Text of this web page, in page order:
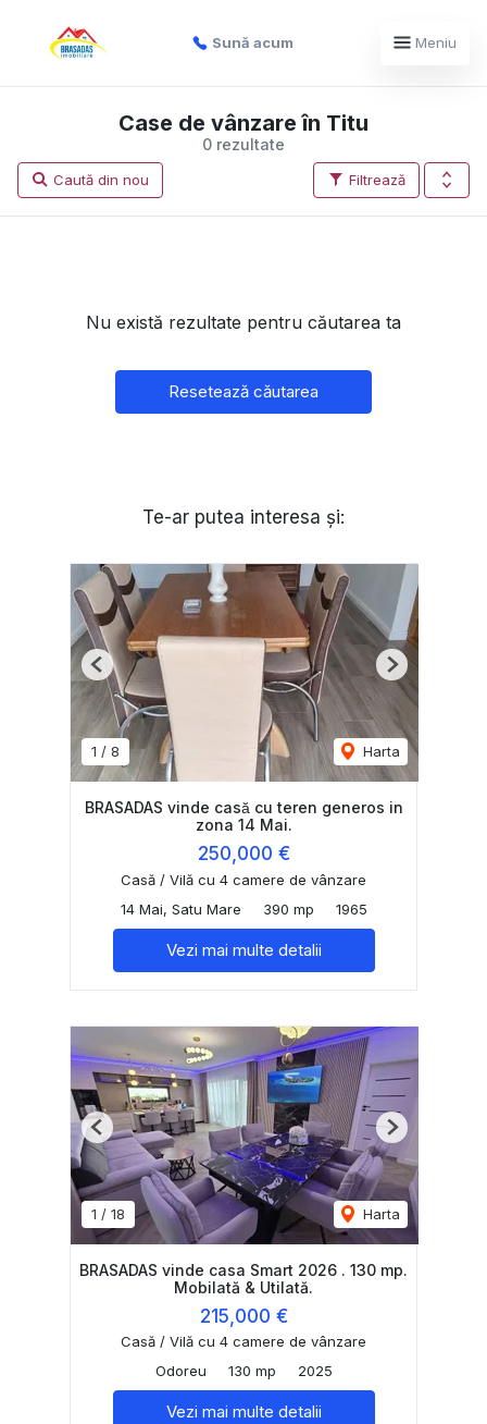
Sună acum Meniu
0 rezultate
Case de vânzare în Titu
Filtrează
Caută din nou
Nu există rezultate pentru căutarea ta
Resetează căutarea
Te-ar putea interesa și:
1 / 8 Harta
Previous Next
BRASADAS vinde casă cu teren generos in
zona 14 Mai.
250,000 €
Casă / Vilă cu 4 camere de vânzare
14 Mai, Satu Mare
390 mp 1965
Vezi mai multe detalii
1 / 18 Harta
Previous Next
BRASADAS vinde casa Smart 2026 . 130 mp.
Mobilată & Utilată.
215,000 €
Casă / Vilă cu 4 camere de vânzare
Odoreu
130 mp 2025
Vezi mai multe detalii